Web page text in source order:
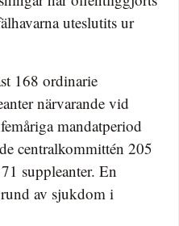
uteslutits ur
168 ordinarie
närvarande vid
mandatperiod
centralkommittén 205
suppleanter. En
av sjukdom i